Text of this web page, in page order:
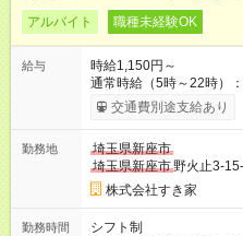
アルバイト 職種未経験OK
給与
時給1,150円～
通常時給（5時～22時）
1563円 高校生時給：1150円 【特別手当】早朝手当（5：
00）時給+150円 【試用期間】試用期間あり 試用期間の長さ：1
30日（※条件変更なし）
ただきます。 研修制度あ
交通費別途支給あり
勤務地
埼玉県新座市
埼玉県新座市野火止3-
株式会社すき家
勤務時間
シフト制